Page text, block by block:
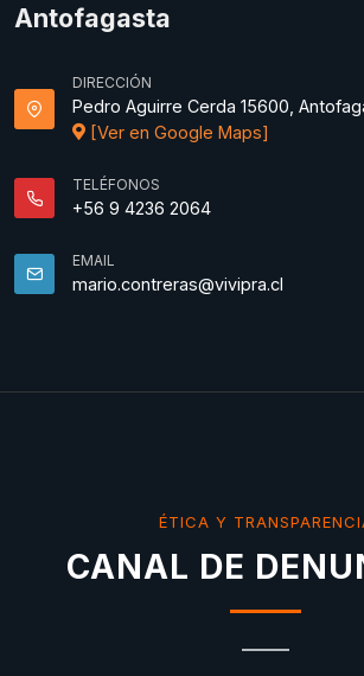
Antofagasta
DIRECCIÓN
Pedro Aguirre Cerda 15600,
[Ver en Google Maps]
TELÉFONOS
+56 9 4236 2064
EMAIL
mario.contreras@vivipra.cl
ÉTICA Y
CANAL DE